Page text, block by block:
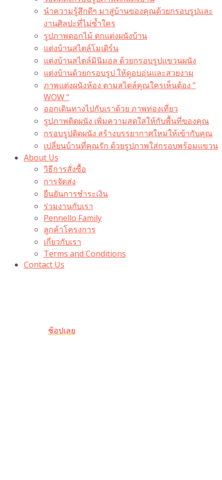
นำความรู้สึกดีๆ มาสู่บ้านของคุณด้วยกรอบรูปและ
งานศิลปะที่ไม่ซ้ำใคร
รูปภาพดอกไม้ ตกแต่งผนังบ้าน
แต่งบ้านสไตล์โมเดิร์น
แต่งบ้านสไตล์มินิมอล ด้วยกรอบรูปแขวนผนัง
แต่งบ้านด้วยกรอบรูป ให้ดูอบอุ่นและสวยงาม
ภาพแต่งผนังห้อง ตามสไตล์คุณใครเห็นต้อง ”
WOW “
ออกเดินทางไปกับเราด้วย ภาพท่องเที่ยว
รูปภาพติดผนัง เพิ่มความสดใสให้กับพื้นที่ของคุณ
กรอบรูปติดผนัง สร้างบรรยากาศใหม่ให้เข้ากับคุณ
เปลี่ยนบ้านที่คุณรัก ด้วยรูปภาพใส่กรอบพร้อมแขวน​
About Us
วิธีการสั่งซื้อ
การจัดส่ง
ยืนยันการชำระเงิน
ร่วมงานกับเรา
Pennello Family
ลูกค้าโครงการ
เกี่ยวกับเรา
Terms and Conditions
Contact Us
ช้อปเลย